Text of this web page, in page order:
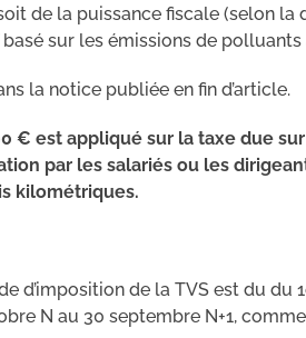
de la puissance fiscale (selon
sur les émissions de
la notice publiée en fin d’article.
€ est appliqué sur la taxe due
par les salariés ou les
kilométriques.
d’imposition de la TVS est du du
N au 30 septembre N+1,